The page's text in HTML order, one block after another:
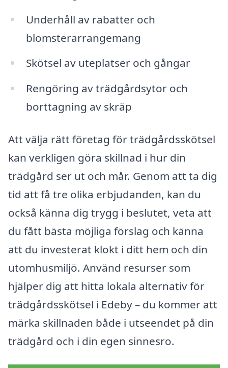
Underhåll av rabatter och
blomsterarrangemang
Skötsel av uteplatser och gångar
Rengöring av trädgårdsytor och
borttagning av skräp
Att välja rätt företag för trädgårdsskötsel
kan verkligen göra skillnad i hur din
trädgård ser ut och mår. Genom att ta dig
tid att få tre olika erbjudanden, kan du
också känna dig trygg i beslutet, veta att
du fått bästa möjliga förslag och känna
att du investerat klokt i ditt hem och din
utomhusmiljö. Använd resurser som
hjälper dig att hitta lokala alternativ för
trädgårdsskötsel i Edeby – du kommer att
märka skillnaden både i utseendet på din
trädgård och i din egen sinnesro.